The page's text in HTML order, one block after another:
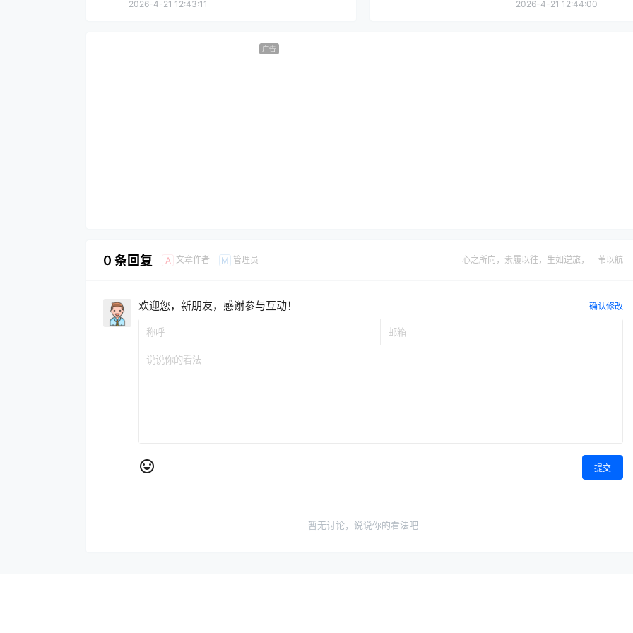
2026-4-21 12:43:11 2026-4-21 12:44:00
广告
0 条回复 A 文章作者 M 管理员 心之所向，素履以往，生如逆旅，一苇以航
欢迎您，新朋友，感谢参与互动！ 确认修改
提交
暂无讨论，说说你的看法吧